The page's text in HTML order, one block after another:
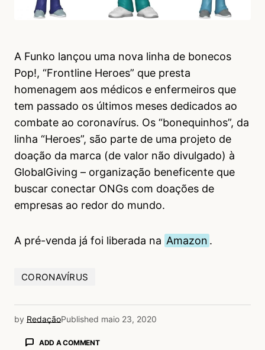
A Funko lançou uma nova linha de bonecos
Pop!, “Frontline Heroes” que presta
homenagem aos médicos e enfermeiros que
tem passado os últimos meses dedicados ao
combate ao coronavírus. Os “bonequinhos”, da
linha “Heroes”, são parte de uma projeto de
doação da marca (de valor não divulgado) à
GlobalGiving – organização beneficente que
buscar conectar ONGs com doações de
empresas ao redor do mundo.
A pré-venda já foi liberada na Amazon .
CORONAVÍRUS
by RedaçãoPublished maio 23, 2020
ADD A COMMENT